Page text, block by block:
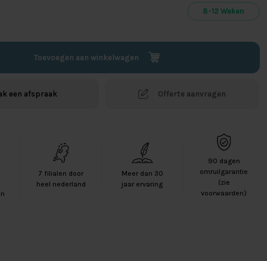
8-12 Weken
Toevoegen aan winkelwagen
een afspraak Offerte aanvragen
7 filialen door
heel nederland
Meer dan 30
jaar ervaring
90 dagen
omruilgarantie
(zie
voorwaarden)